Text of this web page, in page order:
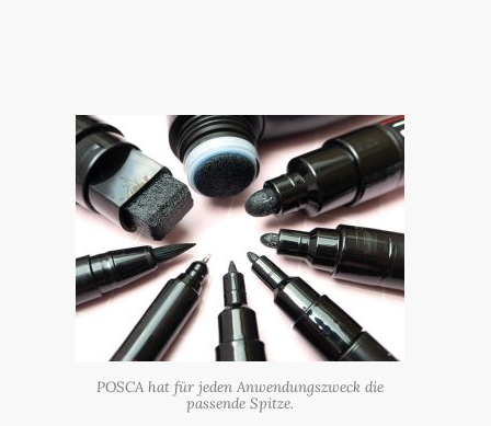
POSCA hat für jeden Anwendungszweck die
passende Spitze.